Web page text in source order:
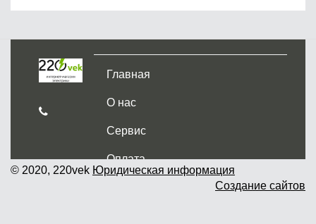
Главная
О нас
Сервис
Оплата
Доставка и самовывоз
© 2020, 220vek Юридическая информация
Создание сайтов